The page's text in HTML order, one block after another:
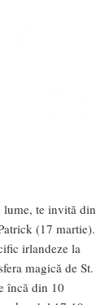
lume, te invită din
(17 martie).
irlandeze la
magică de St.
încă din 10